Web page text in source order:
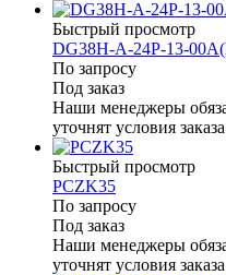
Быстрый просмотр
DG38H-A-24P-13-
По запросу
Под заказ
Наши менеджеры
уточнят условия заказа
Быстрый просмотр
PCZK35
По запросу
Под заказ
Наши менеджеры
уточнят условия заказа